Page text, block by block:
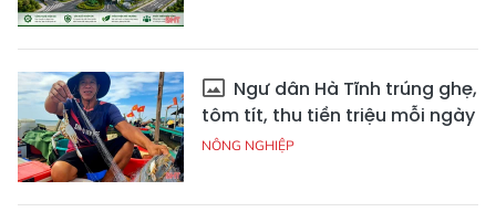
Ngư dân Hà Tĩnh trúng ghẹ,
tôm tít, thu tiền triệu mỗi ngày
NÔNG NGHIỆP